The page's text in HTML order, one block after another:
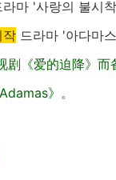
마 '사랑의 불시
작 드라마 '아다마
剧《爱的迫降》
》。